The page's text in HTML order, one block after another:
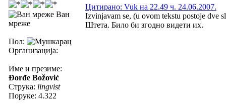
Ван
мреже
Пол:
Организација:
Име и презиме:
Đorđe Božović
Струка: lingvist
Поруке: 4.322
Цитирано: Vuk на 22.49 ч. 24.06.2007.
Izvinjavam se, (u ovom tekstu postoje dve
Штета. Било би згодно видети их.